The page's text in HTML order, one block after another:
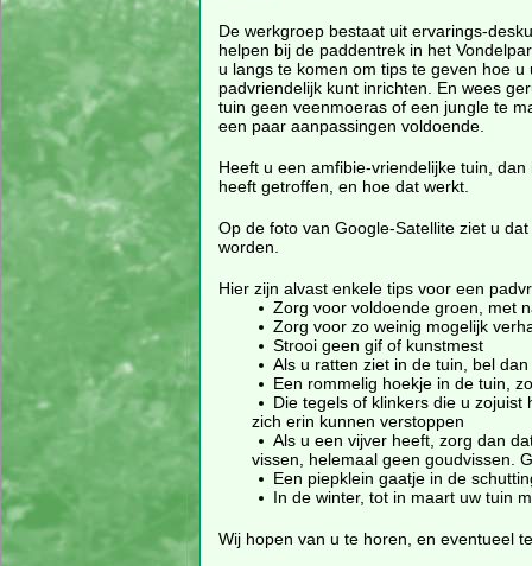
De werkgroep bestaat uit ervarings-
helpen bij de paddentrek in het
u langs te komen om tips te geven hoe u
padvriendelijk kunt inrichten. En wees
tuin geen veenmoeras of een jungle te
een paar aanpassingen voldoende.
Heeft u een amfibie-vriendelijke tuin,
heeft getroffen, en hoe dat werkt.
Op de foto van Google-Satellite ziet u
worden.
Hier zijn alvast enkele tips voor een
Zorg voor voldoende groen, met
Zorg voor zo weinig mogelijk
Strooi geen gif of kunstmest
Als u ratten ziet in de tuin, bel
Een rommelig hoekje in de tuin,
Die tegels of klinkers die u
zich erin kunnen verstoppen
Als u een vijver heeft, zorg dan
vissen, helemaal geen goudvissen.
Een piepklein gaatje in de
In de winter, tot in maart uw tuin
Wij hopen van u te horen, en eventueel